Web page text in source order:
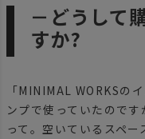
－どうして
すか?
「MINIMAL WORKSの
ンプで使っていたので
って。空いているスペ